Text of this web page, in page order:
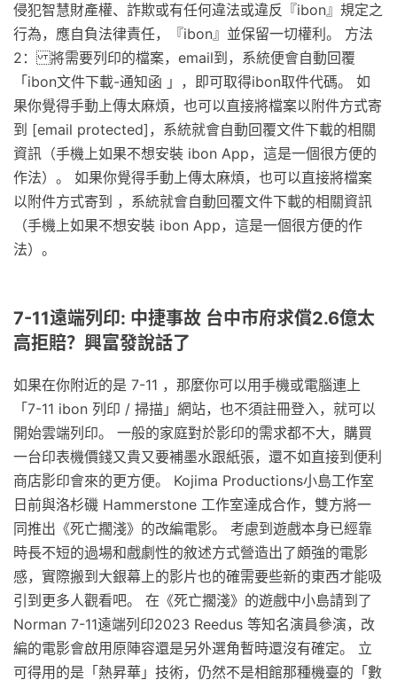
侵犯智慧財產權、詐欺或有任何違法或違反『ibon』規定之
行為，應自負法律責任，『ibon』並保留一切權利。 方法
2： 將需要列印的檔案，email到，系統便會自動回覆
「ibon文件下載-通知函 」，即可取得ibon取件代碼。 如
果你覺得手動上傳太麻煩，也可以直接將檔案以附件方式寄
到 [email protected]，系統就會自動回覆文件下載的相關
資訊（手機上如果不想安裝 ibon App，這是一個很方便的
作法）。 如果你覺得手動上傳太麻煩，也可以直接將檔案
以附件方式寄到 ，系統就會自動回覆文件下載的相關資訊
（手機上如果不想安裝 ibon App，這是一個很方便的作
法）。
7-11遠端列印: 中捷事故 台中市府求償2.6億太
高拒賠？興富發說話了
如果在你附近的是 7-11 ，那麼你可以用手機或電腦連上
「7-11 ibon 列印 / 掃描」網站，也不須註冊登入，就可以
開始雲端列印。 一般的家庭對於影印的需求都不大，購買
一台印表機價錢又貴又要補墨水跟紙張，還不如直接到便利
商店影印會來的更方便。 Kojima Productions小島工作室
日前與洛杉磯 Hammerstone 工作室達成合作，雙方將一
同推出《死亡擱淺》的改編電影。 考慮到遊戲本身已經靠
時長不短的過場和戲劇性的敘述方式營造出了頗強的電影
感，實際搬到大銀幕上的影片也的確需要些新的東西才能吸
引到更多人觀看吧。 在《死亡擱淺》的遊戲中小島請到了
Norman 7-11遠端列印2023 Reedus 等知名演員參演，改
編的電影會啟用原陣容還是另外選角暫時還沒有確定。 立
可得用的是「熱昇華」技術，仍然不是相館那種機臺的「數